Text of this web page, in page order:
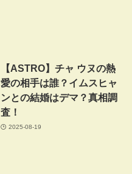
【ASTRO】チャ ウヌの熱
愛の相手は誰？イムスヒャ
ンとの結婚はデマ？真相調
査！
2025-08-19